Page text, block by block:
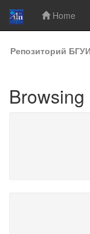
Skip
navigation
Home
Репозиторий